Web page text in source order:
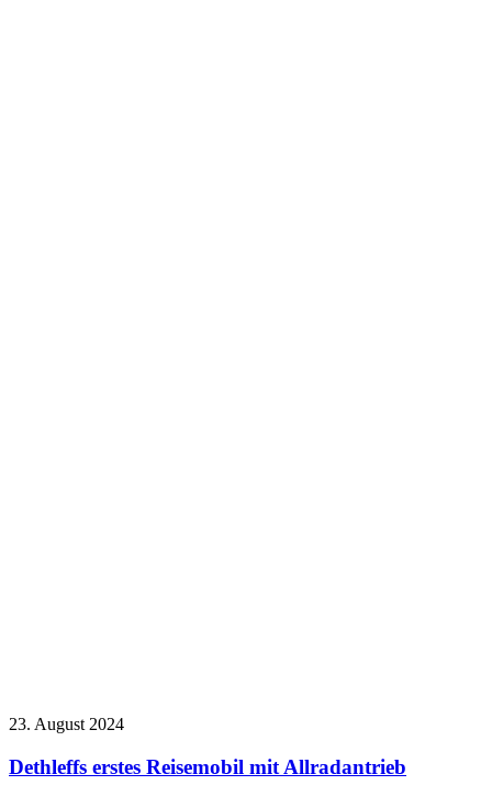
23. August 2024
Dethleffs erstes Reisemobil mit Allradantrieb